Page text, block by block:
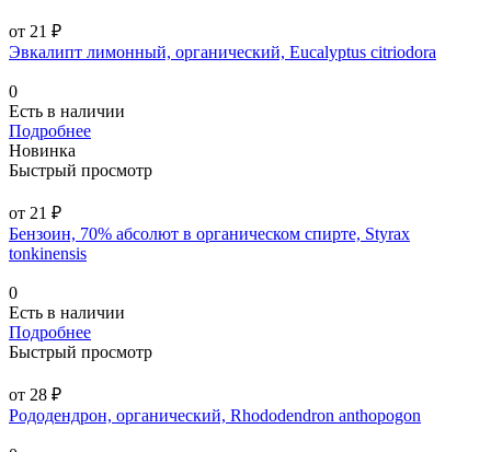
от 21 ₽
Эвкалипт лимонный, органический, Eucalyptus citriodora
0
Есть в наличии
Подробнее
Новинка
Быстрый просмотр
от 21 ₽
Бензоин, 70% абсолют в органическом спирте, Styrax
tonkinensis
0
Есть в наличии
Подробнее
Быстрый просмотр
от 28 ₽
Рододендрон, органический, Rhododendron anthopogon